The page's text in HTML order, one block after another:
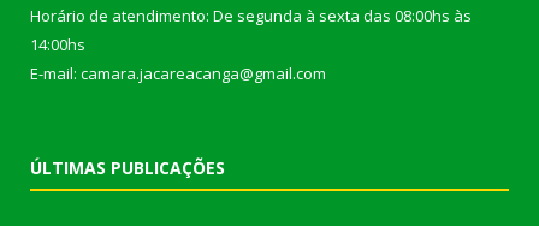
Horário de atendimento: De segunda à sexta das 08:00hs às
14:00hs
E-mail: camara.jacareacanga@gmail.com
ÚLTIMAS PUBLICAÇÕES